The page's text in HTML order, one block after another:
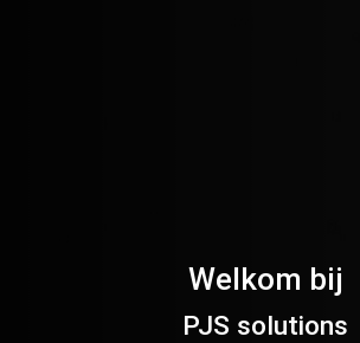
Welkom bij
PJS solutions